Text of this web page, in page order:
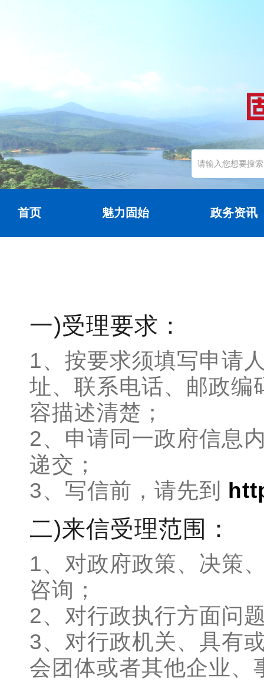
首页 魅力固始 政务资讯
一)受理要求：
1、按要求须填写申请
址、联系电话、邮政编
容描述清楚；
2、申请同一政府信息
递交；
3、写信前，请先到
二)来信受理范围：
1、对政府政策、决策
咨询；
2、对行政执行方面问
3、对行政机关、具有
会团体或者其他企业、